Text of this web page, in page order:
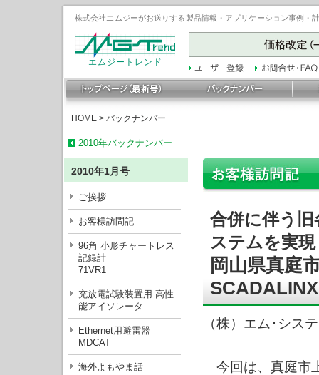
株式会社エムジーがお送りする製品情報・アプリケーション事例
エムジートレンド
HOME > バックナンバー
2010年バックナンバー
2010年1月号
ご挨拶
お客様訪問記
96角 小形チャートレス
記録計
71VR1
充放電試験装置用 高性
能アイソレータ
Ethernet用避雷器
MDCAT
海外よもやま話
合併に伴う
ステムを実現
岡山県真庭
（株）エム･シス
今回は、真庭市